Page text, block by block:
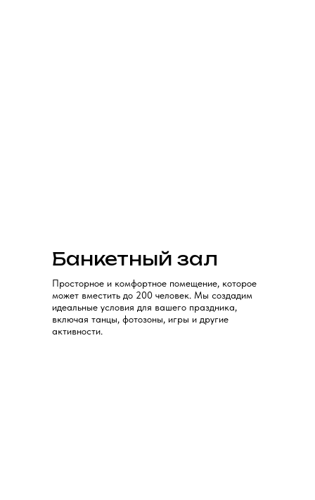
Банкетный зал
Просторное и комфортное помещение, которое
может вместить до 200 человек. Мы создадим
идеальные условия для вашего праздника,
включая танцы, фотозоны, игры и другие
активности.